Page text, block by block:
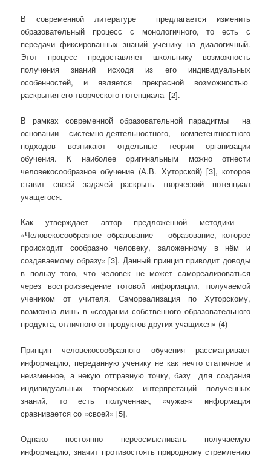
В современной литературе предлагается изменить
образовательный процесс с монологичного, то есть с
передачи фиксированных знаний ученику на диалогичный.
Этот процесс предоставляет школьнику возможность
получения знаний исходя из его индивидуальных
особенностей, и является прекрасной возможностью
раскрытия его творческого потенциала [2].
В рамках современной образовательной парадигмы на
основании системно-деятельностного, компетентностного
подходов возникают отдельные теории организации
обучения. К наиболее оригинальным можно отнести
человекосообразное обучение (А.В. Хуторской) [3], которое
ставит своей задачей раскрыть творческий потенциал
учащегося.
Как утверждает автор предложенной методики –
«Человекосообразное образование – образование, которое
происходит сообразно человеку, заложенному в нём и
создаваемому образу» [3]. Данный принцип приводит доводы
в пользу того, что человек не может самореализоваться
через воспроизведение готовой информации, получаемой
учеником от учителя. Самореализация по Хуторскому,
возможна лишь в «создании собственного образовательного
продукта, отличного от продуктов других учащихся» (4)
Принцип человекосообразного обучения рассматривает
информацию, переданную ученику не как нечто статичное и
неизменное, а некую отправную точку, базу для создания
индивидуальных творческих интерпретаций полученных
знаний, то есть полученная, «чужая» информация
сравнивается со «своей» [5].
Однако постоянно переосмысливать получаемую
информацию, значит противостоять природному стремлению